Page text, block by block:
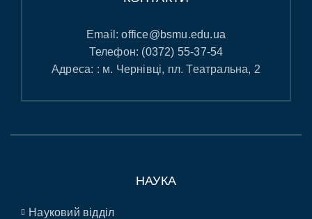
Email:office@bsmu.edu.ua
Телефон: (0372) 55-37-54
Адреса: : м. Чернівці, пл. Театральна, 2
НАУКА
Науковий відділ